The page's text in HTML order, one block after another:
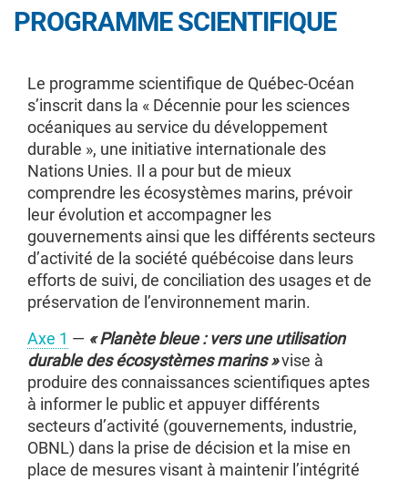
PROGRAMME SCIENTIFIQUE
Le programme scientifique de Québec-Océan
s’inscrit dans la « Décennie pour les sciences
océaniques au service du développement
durable », une initiative internationale des
Nations Unies. Il a pour but de mieux
comprendre les écosystèmes marins, prévoir
leur évolution et accompagner les
gouvernements ainsi que les différents secteurs
d’activité de la société québécoise dans leurs
efforts de suivi, de conciliation des usages et de
préservation de l’environnement marin.
Axe 1 — «Planète bleue : vers une utilisation
durable des écosystèmes marins »vise à
produire des connaissances scientifiques aptes
à informer le public et appuyer différents
secteurs d’activité (gouvernements, industrie,
OBNL) dans la prise de décision et la mise en
place de mesures visant à maintenir l’intégrité